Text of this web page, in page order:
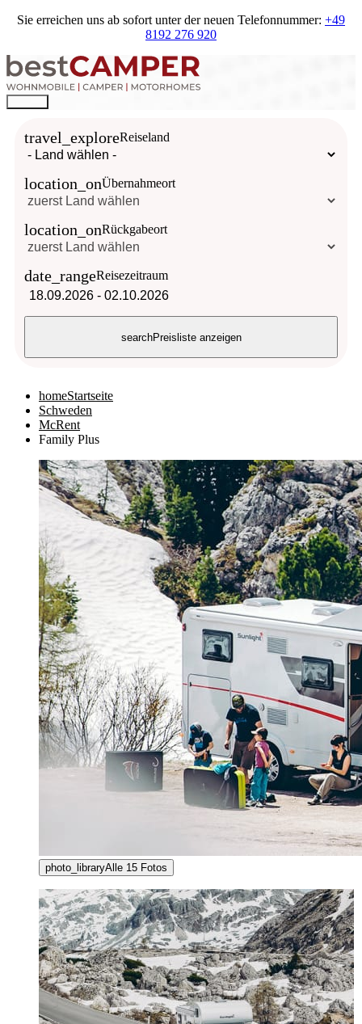
Sie erreichen uns ab sofort unter der neuen Telefonnummer: +49
8192 276 920
travel_exploreReiseland
location_onÜbernahmeort
location_onRückgabeort
date_rangeReisezeitraum
18.09.2026 - 02.10.2026
searchPreisliste anzeigen
homeStartseite
Schweden
McRent
Family Plus
photo_libraryAlle 15 Fotos